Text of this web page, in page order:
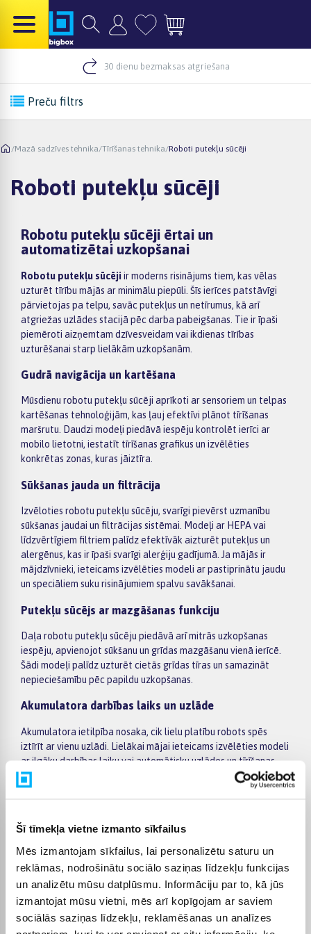
Šī tīmekļa vietne izmanto sīkfailus
Mēs izmantojam sīkfailus, lai personalizētu saturu un
reklāmas, nodrošinātu sociālo saziņas līdzekļu funkcijas
un analizētu mūsu datplūsmu. Informāciju par to, kā jūs
izmantojat mūsu vietni, mēs arī kopīgojam ar saviem
sociālās saziņas līdzekļu, reklamēšanas un analīzes
30 dienu bezmaksas atgriešana
Preču filtrs
/Mazā sadzīves tehnika/Tīrīšanas tehnika/Roboti putekļu sūcēji
Roboti putekļu sūcēji
Robotu putekļu sūcēji ērtai un
automatizētai uzkopšanai
Robotu putekļu sūcējiir moderns risinājums tiem, kas vēlas
uzturēt tīrību mājās ar minimālu piepūli. Šīs ierīces patstāvīgi
pārvietojas pa telpu, savāc putekļus un netīrumus, kā arī
atgriežas uzlādes stacijā pēc darba pabeigšanas. Tie ir īpaši
piemēroti aizņemtam dzīvesveidam vai ikdienas tīrības
uzturēšanai starp lielākām uzkopšanām.
Gudrā navigācija un kartēšana
Mūsdienu robotu putekļu sūcēji aprīkoti ar sensoriem un telpas
kartēšanas tehnoloģijām, kas ļauj efektīvi plānot tīrīšanas
maršrutu. Daudzi modeļi piedāvā iespēju kontrolēt ierīci ar
mobilo lietotni, iestatīt tīrīšanas grafikus un izvēlēties
konkrētas zonas, kuras jāiztīra.
Sūkšanas jauda un filtrācija
Izvēloties robotu putekļu sūcēju, svarīgi pievērst uzmanību
sūkšanas jaudai un filtrācijas sistēmai. Modeļi ar HEPA vai
līdzvērtīgiem filtriem palīdz efektīvāk aizturēt putekļus un
alergēnus, kas ir īpaši svarīgi alerģiju gadījumā. Ja mājās ir
mājdzīvnieki, ieteicams izvēlēties modeli ar pastiprinātu jaudu
un speciāliem suku risinājumiem spalvu savākšanai.
Putekļu sūcējs ar mazgāšanas funkciju
Daļa robotu putekļu sūcēju piedāvā arī mitrās uzkopšanas
iespēju, apvienojot sūkšanu un grīdas mazgāšanu vienā ierīcē.
Šādi modeļi palīdz uzturēt cietās grīdas tīras un samazināt
nepieciešamību pēc papildu uzkopšanas.
Akumulatora darbības laiks un uzlāde
Akumulatora ietilpība nosaka, cik lielu platību robots spēs
iztīrīt ar vienu uzlādi. Lielākai mājai ieteicams izvēlēties modeli
ar ilgāku darbības laiku vai automātisku uzlādes un tīrīšanas
atsākšanas funkciju.
Robotu putekļu sūcēji ir piemēroti gan dzīvokļiem, gan
paklājiem, un zemais korpuss ļauj tīrīt zem mēbelēm, kur
parastais putekļu sūcējs bieži netiek klāt.
Ērta iegāde un piegāde
Robotu putekļu sūcēji tiek piegādāti visā Latvijā – uz mājām